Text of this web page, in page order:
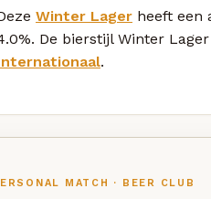
Winter Lager heeft een
De bierstijl Winter
.
MATCH · BEER CLUB